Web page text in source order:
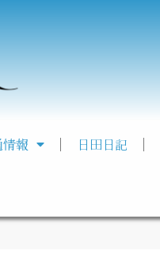
報 日田日記